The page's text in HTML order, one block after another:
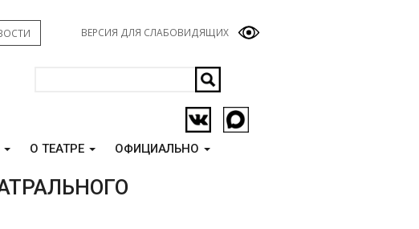
ВЕРСИЯ ДЛЯ СЛАБОВИДЯЩИХ
О ТЕАТРЕ ОФИЦИАЛЬНО